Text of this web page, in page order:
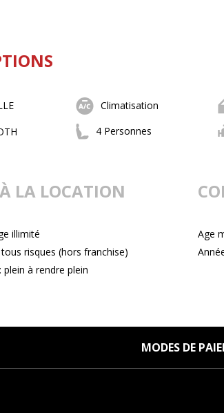
Climatisation
4 Personnes
LA LOCATION
illimité
risques (hors franchise)
plein à rendre plein
Age
MODES DE